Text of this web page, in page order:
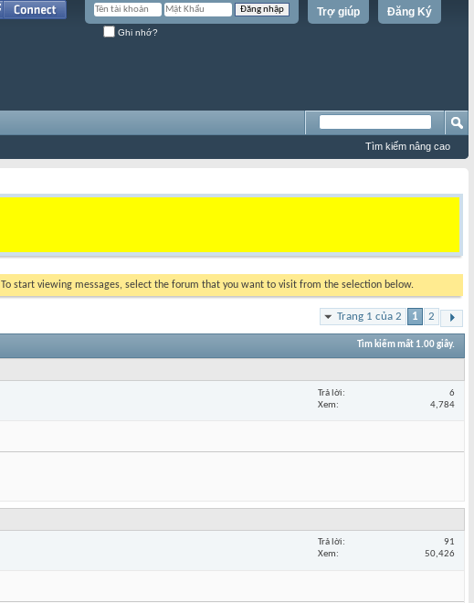
Đăng Ký
Trợ giúp
Ghi nhớ?
Tìm kiếm nâng cao
start viewing messages, select the forum that you want to visit from the selection below.
Trang 1 của 2 1 2
Tìm kiếm mất 1.00giây.
Trả lời
6
Xem
4,784
Trả lời
91
Xem
50,426